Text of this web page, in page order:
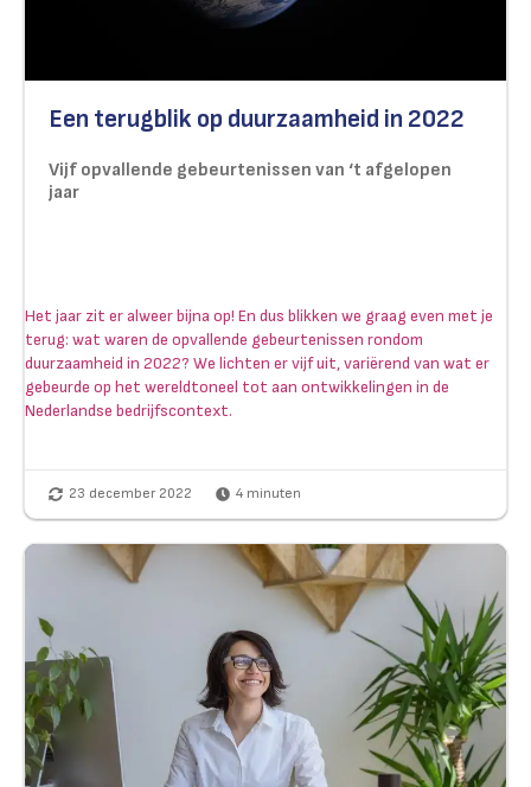
Een terugblik op duurzaamheid in 2022
Vijf opvallende gebeurtenissen van ‘t afgelopen
jaar
Het jaar zit er alweer bijna op! En dus blikken we graag even met je
terug: wat waren de opvallende gebeurtenissen rondom
duurzaamheid in 2022? We lichten er vijf uit, variërend van wat er
gebeurde op het wereldtoneel tot aan ontwikkelingen in de
Nederlandse bedrijfscontext.
23 december 2022 4 minuten